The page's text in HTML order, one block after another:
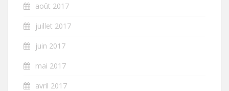
août 2017
juillet 2017
juin 2017
mai 2017
avril 2017